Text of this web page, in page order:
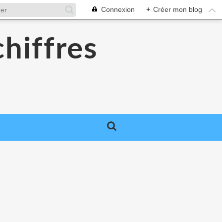
Connexion + Créer mon blog